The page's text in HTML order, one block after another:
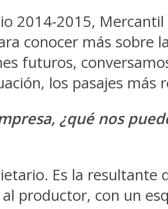
2014-2015,
conocer más sobre
futuros,
los pasajes más
¿qué nos
Es la resultante
productor, con un